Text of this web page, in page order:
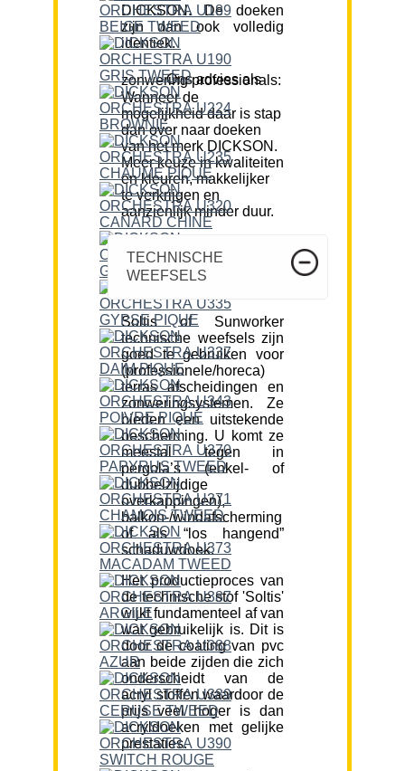
DICKSON. De doeken
zijn dan ook volledig
identiek.
Ons advies als zonwering professionals:
Wanneer de
mogelijkheid daar is stap
dan over naar doeken
van het merk DICKSON.
Meer keuze in kwaliteiten
en kleuren, makkelijker
te verkrijgen en
aanzienlijk minder duur.
TECHNISCHE
WEEFSELS
Soltis of Sunworker
technische weefsels zijn
goed te gebruiken voor
(professionele/horeca)
terras afscheidingen en
zonweringsystemen. Ze
bieden een uitstekende
bescherming. U komt ze
meestal tegen in
pergola’s (enkel- of
dubbelzijdige
overkappingen),
balkon-/windafscherming
of als “los hangend”
schaduwdoek.
Het productieproces van
de technische stof 'Soltis'
wijkt fundamenteel af van
wat gebruikelijk is. Dit is
door de coating van pvc
aan beide zijden die zich
onderscheidt van de
acryl stoffen waardoor de
prijs veel hoger is dan
acryldoeken met gelijke
prestaties.